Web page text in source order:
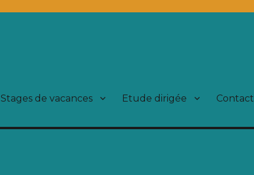
Stages de vacances Etude dirigée Contact